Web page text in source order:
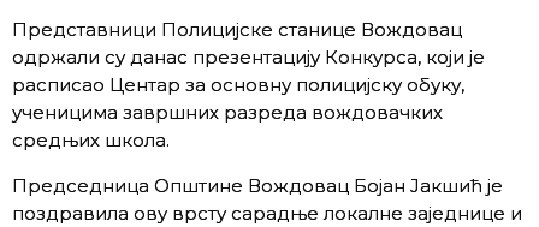
Представници Полицијске станице Вождовац
одржали су данас презентацију Конкурса, који је
расписао Центар за основну полицијску обуку,
ученицима завршних разреда вождовачких
средњих школа.
Председница Општине Вождовац Бојан Јакшић jе
поздравила ову врсту сарадње локалне заједнице и